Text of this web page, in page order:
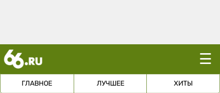
☰
ГЛАВНОЕ ЛУЧШЕЕ ХИТЫ